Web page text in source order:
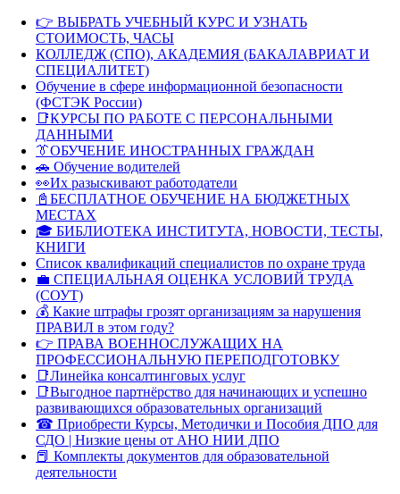
👉 ВЫБРАТЬ УЧЕБНЫЙ КУРС И УЗНАТЬ
СТОИМОСТЬ, ЧАСЫ
КОЛЛЕДЖ (СПО), АКАДЕМИЯ (БАКАЛАВРИАТ И
СПЕЦИАЛИТЕТ)
Обучение в сфере информационной безопасности
(ФСТЭК России)
📑КУРСЫ ПО РАБОТЕ С ПЕРСОНАЛЬНЫМИ
ДАННЫМИ
👔ОБУЧЕНИЕ ИНОСТРАННЫХ ГРАЖДАН
🚗 Обучение водителей
👀Их разыскивают работодатели
📓БЕСПЛАТНОЕ ОБУЧЕНИЕ НА БЮДЖЕТНЫХ
МЕСТАХ
🎓 БИБЛИОТЕКА ИНСТИТУТА, НОВОСТИ, ТЕСТЫ,
КНИГИ
Список квалификаций специалистов по охране труда
💼 СПЕЦИАЛЬНАЯ ОЦЕНКА УСЛОВИЙ ТРУДА
(СОУТ)
💰 Какие штрафы грозят организациям за нарушения
ПРАВИЛ в этом году?
👉 ПРАВА ВОЕННОСЛУЖАЩИХ НА
ПРОФЕССИОНАЛЬНУЮ ПЕРЕПОДГОТОВКУ
📑Линейка консалтинговых услуг
📑Выгодное партнёрство для начинающих и успешно
развивающихся образовательных организаций
☎ Приобрести Курсы, Методички и Пособия ДПО для
СДО | Низкие цены от АНО НИИ ДПО
📕 Комплекты документов для образовательной
деятельности